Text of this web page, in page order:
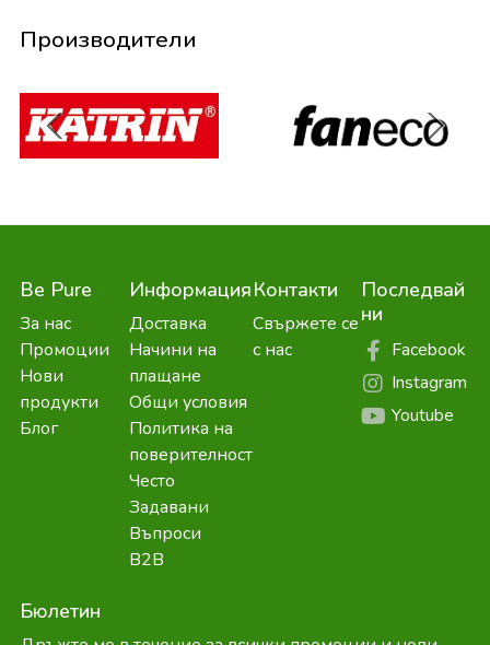
Производители
Be Pure
За нас
Промоции
Нови
продукти
Блог
Информация
Доставка
Начини на
плащане
Общи условия
Политика на
поверителност
Често
Задавани
Въпроси
B2B
Контакти
Свържете се
с нас
Последвай
ни
Facebook
Instagram
Youtube
Бюлетин